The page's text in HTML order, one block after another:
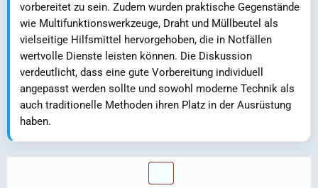
vorbereitet zu sein. Zudem wurden praktische Gegenstände
wie Multifunktionswerkzeuge, Draht und Müllbeutel als
vielseitige Hilfsmittel hervorgehoben, die in Notfällen
wertvolle Dienste leisten können. Die Diskussion
verdeutlicht, dass eine gute Vorbereitung individuell
angepasst werden sollte und sowohl moderne Technik als
auch traditionelle Methoden ihren Platz in der Ausrüstung
haben.